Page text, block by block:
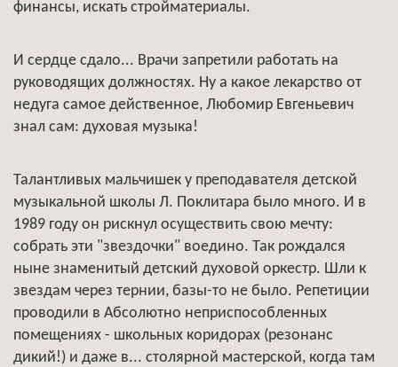
финансы, искать стройматериалы.
И сердце сдало... Врачи запретили работать на
руководящих должностях. Ну а какое лекарство от
недуга самое действенное, Любомир Евгеньевич
знал сам: духовая музыка!
Талантливых мальчишек у преподавателя детской
музыкальной школы Л. Поклитара было много. И в
1989 году он рискнул осуществить свою мечту:
собрать эти "звездочки" воедино. Так рождался
ныне знаменитый детский духовой оркестр. Шли к
звездам через тернии, базы-то не было. Репетиции
проводили в Абсолютно неприспособленных
помещениях - школьных коридорах (резонанс
дикий!) и даже в... столярной мастерской, когда там